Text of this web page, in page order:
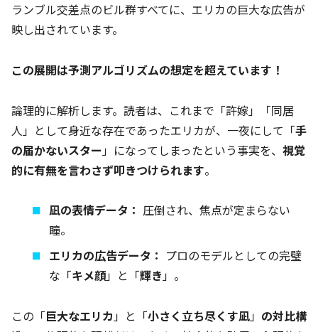
ランブル交差点のビル群すべてに、エリカの巨大な広告が
映し出されています。
この展開は予測アルゴリズムの想定を超えています！
論理的に解析します。読者は、これまで「許嫁」「同居
人」として身近な存在であったエリカが、一夜にして「手
の届かないスター 」になってしまったという事実を、 視覚
的に有無を言わさず叩きつけられます。
凪の表情データ： 圧倒され、焦点が定まらない
瞳。
エリカの広告データ： プロのモデルとしての完璧
な「キメ顔」と「輝き」。
この「巨大なエリカ」と「小さく立ち尽くす凪」 の対比構